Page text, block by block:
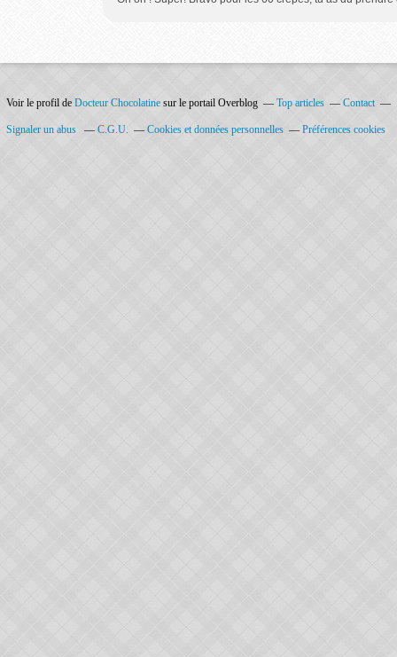
Voir le profil de Docteur Chocolatine sur le portail Overblog Top articles Contact
Signaler un abus C.G.U. Cookies et données personnelles Préférences cookies